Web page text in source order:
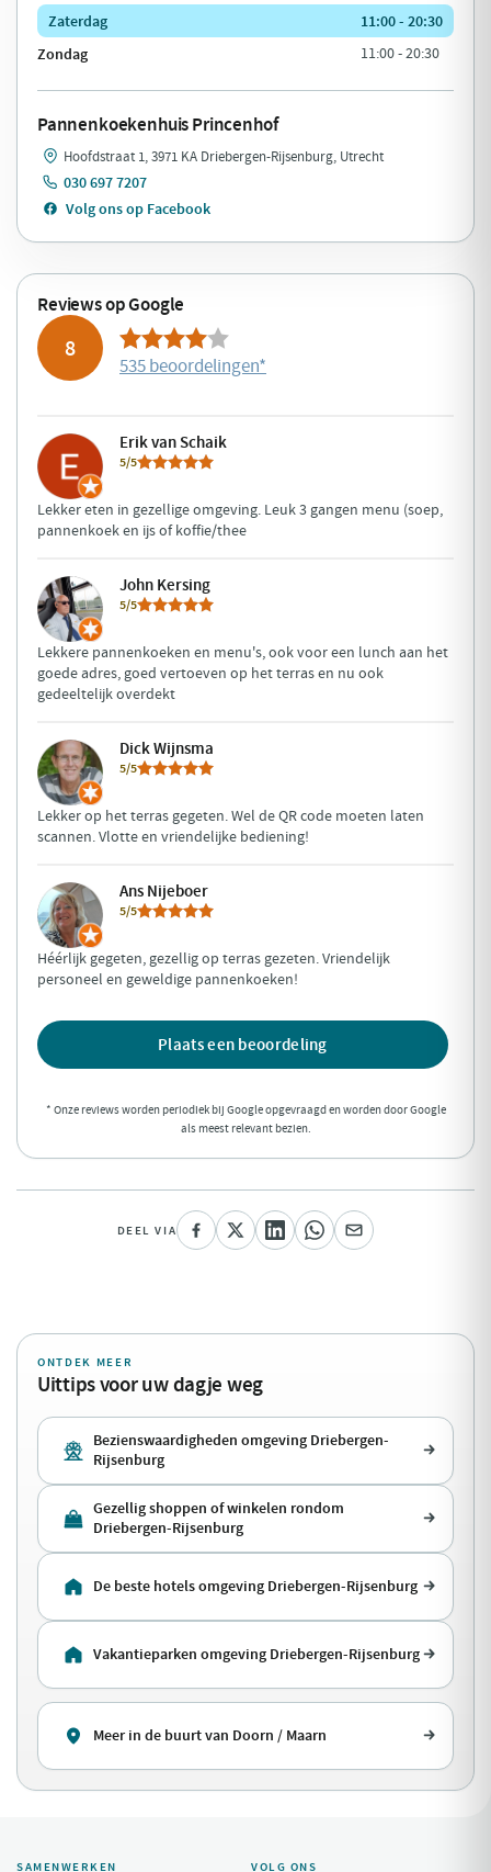
Zaterdag
11:00 - 20:30
Zondag
11:00 - 20:30
Pannenkoekenhuis Princenhof
Hoofdstraat 1, 3971 KA Driebergen-Rijsenburg, Utrecht
030 697 7207
Volg ons op Facebook
Reviews op Google
8
535 beoordelingen*
Erik van Schaik
5/5
Lekker eten in gezellige omgeving. Leuk 3 gangen menu (soep,
pannenkoek en ijs of koffie/thee
John Kersing
5/5
Lekkere pannenkoeken en menu's, ook voor een lunch aan het
goede adres, goed vertoeven op het terras en nu ook
gedeeltelijk overdekt
Dick Wijnsma
5/5
Lekker op het terras gegeten. Wel de QR code moeten laten
scannen. Vlotte en vriendelijke bediening!
Ans Nijeboer
5/5
Héérlijk gegeten, gezellig op terras gezeten. Vriendelijk
personeel en geweldige pannenkoeken!
Plaats een beoordeling
* Onze reviews worden periodiek bij Google opgevraagd en worden door Google
als meest relevant bezien.
DEEL VIA
ONTDEK MEER
Uittips voor uw dagje weg
Bezienswaardigheden omgeving Driebergen-
Rijsenburg
Gezellig shoppen of winkelen rondom
Driebergen-Rijsenburg
De beste hotels omgeving Driebergen-Rijsenburg
Vakantieparken omgeving Driebergen-Rijsenburg
Meer in de buurt van Doorn / Maarn
SAMENWERKEN VOLG ONS